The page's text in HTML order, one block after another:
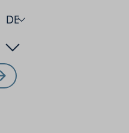
DE